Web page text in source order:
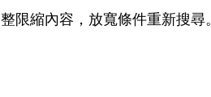
限縮內容，放寬條件重新搜尋。